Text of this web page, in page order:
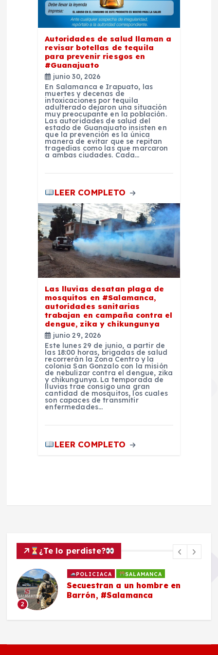
Autoridades de salud llaman a
revisar botellas de tequila
para prevenir riesgos en
#Guanajuato
junio 30, 2026
En Salamanca e Irapuato, las
muertes y decenas de
intoxicaciones por tequila
adulterado dejaron una situación
muy preocupante en la población.
Las autoridades de salud del
estado de Guanajuato insisten en
que la prevención es la única
manera de evitar que se repitan
tragedias como las que marcaron
a ambas ciudades. Cada…
LEER COMPLETO
Las lluvias desatan plaga de
mosquitos en #Salamanca,
autoridades sanitarias
trabajan en campaña contra el
dengue, zika y chikungunya
junio 29, 2026
Este lunes 29 de junio, a partir de
las 18:00 horas, brigadas de salud
recorrerán la Zona Centro y la
colonia San Gonzalo con la misión
de nebulizar contra el dengue, zika
y chikungunya. La temporada de
lluvias trae consigo una gran
cantidad de mosquitos, los cuales
son capaces de transmitir
enfermedades…
LEER COMPLETO
¿Te lo perdiste?
2
POLICIACA SALAMANCA
Secuestran a un hombre en
Barrón, #Salamanca